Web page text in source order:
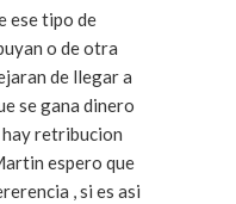
ese tipo de
o de otra
de llegar a
se gana dinero
retribucion
espero que
, si es asi